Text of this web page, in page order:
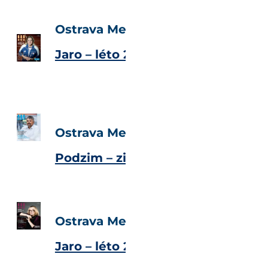
Ostrava Metropolitan Magazine
Jaro – léto 2018
Ostrava Metropolitan Magazine
Podzim – zima 2017
Ostrava Metropolitan Magazine
Jaro – léto 2017